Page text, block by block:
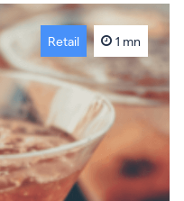
Retail 1 mn